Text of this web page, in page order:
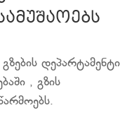
დეპარტამენტი
, გზის